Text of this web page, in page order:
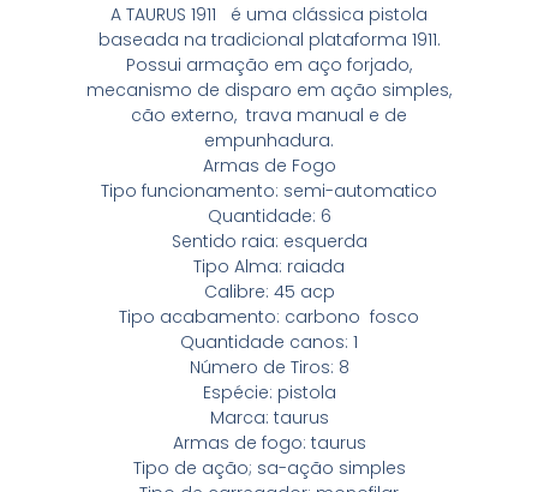
A TAURUS 1911 é uma clássica pistola
baseada na tradicional plataforma 1911.
Possui armação em aço forjado,
mecanismo de disparo em ação simples,
cão externo, trava manual e de
empunhadura.
Armas de Fogo
Tipo funcionamento: semi-automatico
Quantidade: 6
Sentido raia: esquerda
Tipo Alma: raiada
Calibre: 45 acp
Tipo acabamento: carbono fosco
Quantidade canos: 1
Número de Tiros: 8
Espécie: pistola
Marca: taurus
Armas de fogo: taurus
Tipo de ação; sa-ação simples